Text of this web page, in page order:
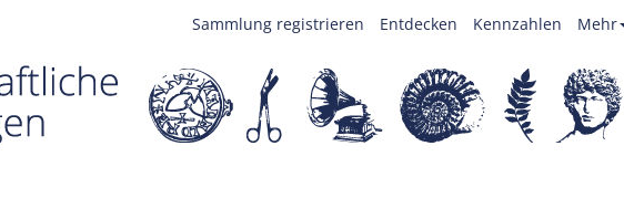
Mehr
Kennzahlen
Entdecken
Sammlung registrieren